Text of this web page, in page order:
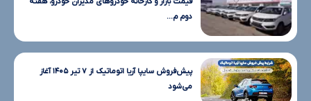
دوم م...
پیش‌فروش سایپا آریا اتوماتیک از ۷ تیر ۱۴۰۵ آغاز
می‌شود